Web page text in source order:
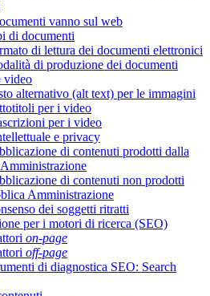
vanno sul web
di documenti
di lettura dei documenti elettronici
di produzione dei documenti
video
alternativo (alt text) per le immagini
per i video
per i video
e privacy
di contenuti prodotti dalla
di contenuti non prodotti
Amministrazione
dei soggetti ritratti
per i motori di ricerca (SEO)
on-page
off-page
di diagnostica SEO: Search